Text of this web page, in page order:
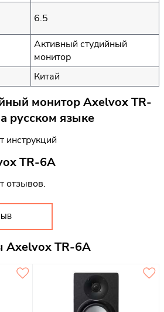
6.5
Активный студийный
монитор
Китай
монитор Axelvox TR-
русском языке
инструкций
TR-6A
отзывов.
Axelvox TR-6A